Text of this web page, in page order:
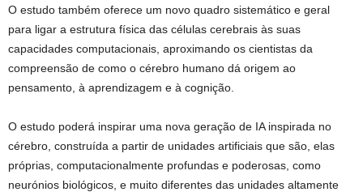
O estudo também oferece um novo quadro sistemático e geral
para ligar a estrutura física das células cerebrais às suas
capacidades computacionais, aproximando os cientistas da
compreensão de como o cérebro humano dá origem ao
pensamento, à aprendizagem e à cognição.
O estudo poderá inspirar uma nova geração de IA inspirada no
cérebro, construída a partir de unidades artificiais que são, elas
próprias, computacionalmente profundas e poderosas, como
neurónios biológicos, e muito diferentes das unidades altamente